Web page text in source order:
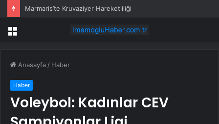
Marmaris’te Kruvaziyer Hareketliliği
Menü
Anasayfa / Haber
Haber
Voleybol: Kadınlar CEV